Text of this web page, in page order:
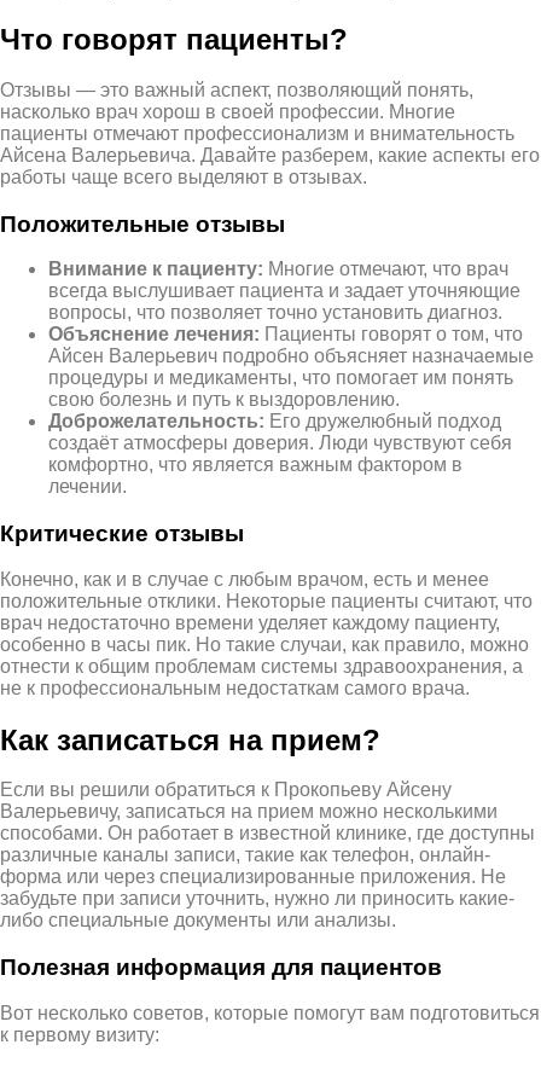
Что говорят пациенты?
Отзывы — это важный аспект, позволяющий понять,
насколько врач хорош в своей профессии. Многие
пациенты отмечают профессионализм и внимательность
Айсена Валерьевича. Давайте разберем, какие аспекты его
работы чаще всего выделяют в отзывах.
Положительные отзывы
Внимание к пациенту: Многие отмечают, что врач
всегда выслушивает пациента и задает уточняющие
вопросы, что позволяет точно установить диагноз.
Объяснение лечения: Пациенты говорят о том, что
Айсен Валерьевич подробно объясняет назначаемые
процедуры и медикаменты, что помогает им понять
свою болезнь и путь к выздоровлению.
Доброжелательность: Его дружелюбный подход
создаёт атмосферы доверия. Люди чувствуют себя
комфортно, что является важным фактором в
лечении.
Критические отзывы
Конечно, как и в случае с любым врачом, есть и менее
положительные отклики. Некоторые пациенты считают, что
врач недостаточно времени уделяет каждому пациенту,
особенно в часы пик. Но такие случаи, как правило, можно
отнести к общим проблемам системы здравоохранения, а
не к профессиональным недостаткам самого врача.
Как записаться на прием?
Если вы решили обратиться к Прокопьеву Айсену
Валерьевичу, записаться на прием можно несколькими
способами. Он работает в известной клинике, где доступны
различные каналы записи, такие как телефон, онлайн-
форма или через специализированные приложения. Не
забудьте при записи уточнить, нужно ли приносить какие-
либо специальные документы или анализы.
Полезная информация для пациентов
Вот несколько советов, которые помогут вам подготовиться
к первому визиту: